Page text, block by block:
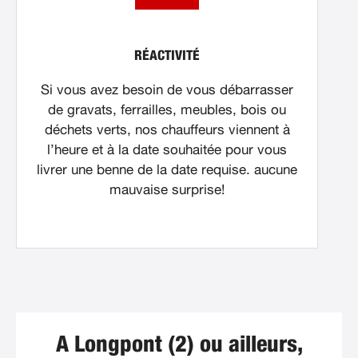
RÉACTIVITÉ
Si vous avez besoin de vous débarrasser
de gravats, ferrailles, meubles, bois ou
déchets verts, nos chauffeurs viennent à
l’heure et à la date souhaitée pour vous
livrer une benne de la date requise. aucune
mauvaise surprise!
A Longpont (2) ou ailleurs,